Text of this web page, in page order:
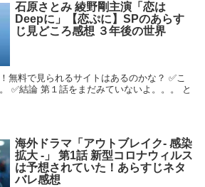
石原さとみ 綾野剛主演「恋は
Deepに」【恋ぷに】SPのあらす
じ見どころ感想 ３年後の世界
料で見られるサイトはあるのかな？ ✅こ
。 と
海外ドラマ「アウトブレイク- 感染
拡大 -」 第1話 新型コロナウィルス
は予想されていた！あらすじネタ
バレ感想